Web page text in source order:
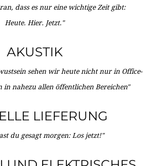
dass es nur eine wichtige Zeit gibt:
Heute. Hier. Jetzt."
AKUSTIK
sehen wir heute nicht nur in Office-
in nahezu allen öffentlichen Bereichen"
LIEFERUNG
du gesagt morgen: Los jetzt!"